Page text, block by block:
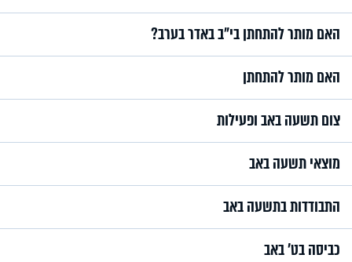
האם מותר להתחתן בי״ב באדר בערב?
האם מותר להתחתן
צום תשעה באב ופעילות
מוצאי תשעה באב
התבודדות בתשעה באב
כביסה בט' באב